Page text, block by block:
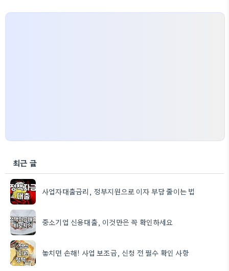
최근 글
사업자대출금리, 정부지원으로 이자 부담 줄이는 법
중소기업 신용대출, 이것만은 꼭 확인하세요
놓치면 손해! 사업 보조금, 신청 전 필수 확인 사항